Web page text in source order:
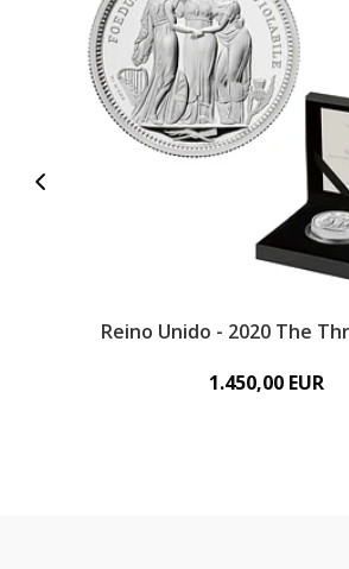
Reino Unido - 2020 The
1.450,00 EUR